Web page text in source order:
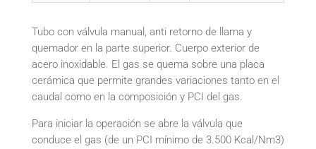
Tubo con válvula manual, anti retorno de llama y
quemador en la parte superior. Cuerpo exterior de
acero inoxidable. El gas se quema sobre una placa
cerámica que permite grandes variaciones tanto en el
caudal como en la composición y PCI del gas.
Para iniciar la operación se abre la válvula que
conduce el gas (de un PCI mínimo de 3.500 Kcal/Nm3)